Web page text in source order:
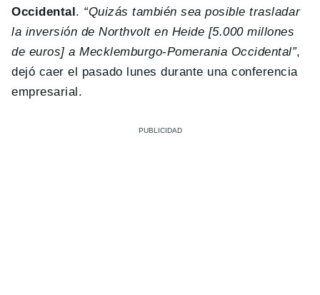
Occidental . “Quizás también sea posible trasladar
la inversión de Northvolt en Heide [5.000 millones
de euros] a Mecklemburgo-Pomerania Occidental”,
dejó caer el pasado lunes durante una conferencia
empresarial.